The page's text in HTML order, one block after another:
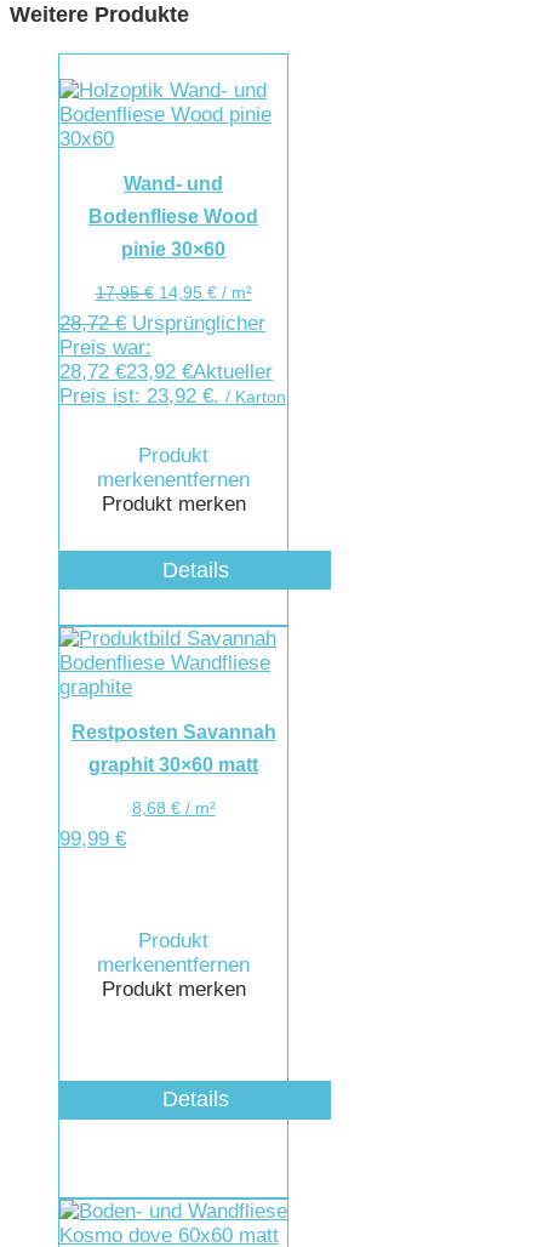
Weitere Produkte
Wand- und
Bodenfliese Wood
pinie 30×60
17,95€ 14,95 €/ m²
28,72€ Ursprünglicher
Preis war:
28,72 €23,92 €Aktueller
Preis ist: 23,92 €. / Karton
Produkt
merkenentfernen
Produkt merken
Details
Restposten Savannah
graphit 30×60 matt
8,68 €/ m²
99,99 €
Produkt
merkenentfernen
Produkt merken
Details